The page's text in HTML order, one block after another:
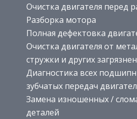
Очистка двигателя перед
Разборка мотора
Полная дефектовка
Очистка двигателя от
стружки и других
Диагностика всех
зубчатых передач
Замена изношенных /
деталей